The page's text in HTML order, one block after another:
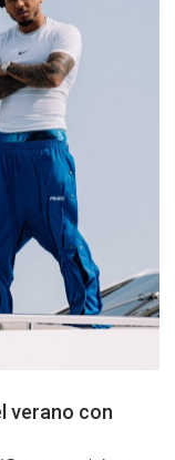
verano con